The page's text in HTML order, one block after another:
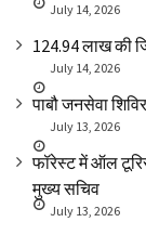
July 14, 2026
₹124.94 लाख की
July 14, 2026
पाबौ जनसेवा
July 13, 2026
फॉरेस्ट में ऑल
मुख्य सचिव
July 13, 2026